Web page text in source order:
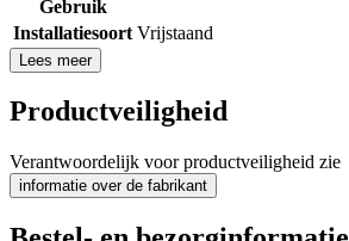
Gebruik
Installatiesoort Vrijstaand
Lees meer
Productveiligheid
Verantwoordelijk voor productveiligheid zie
informatie over de fabrikant